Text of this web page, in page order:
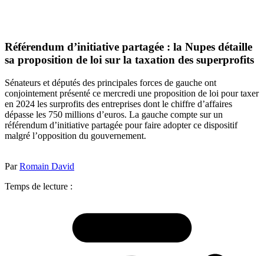
Référendum d’initiative partagée : la Nupes détaille
sa proposition de loi sur la taxation des superprofits
Sénateurs et députés des principales forces de gauche ont
conjointement présenté ce mercredi une proposition de loi pour taxer
en 2024 les surprofits des entreprises dont le chiffre d’affaires
dépasse les 750 millions d’euros. La gauche compte sur un
référendum d’initiative partagée pour faire adopter ce dispositif
malgré l’opposition du gouvernement.
ParRomain David
Temps de lecture :